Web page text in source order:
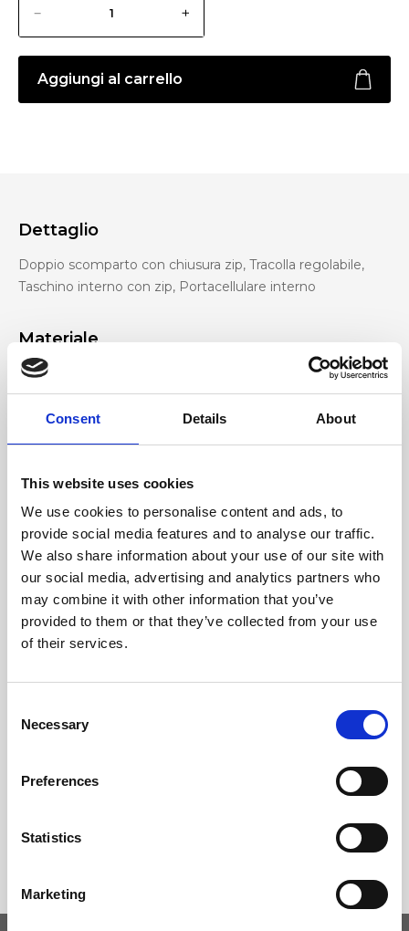
Consent Details About
This website uses cookies
We use cookies to personalise content and ads, to
provide social media features and to analyse our traffic.
We also share information about your use of our site with
our social media, advertising and analytics partners who
may combine it with other information that you’ve
provided to them or that they’ve collected from your use
of their services.
Selection
Necessary
Preferences
Statistics
Marketing
Aggiungi al carrello
Dettaglio
Doppio scomparto con chiusura zip, Tracolla regolabile,
Taschino interno con zip, Portacellulare interno
Materiale
Vera pelle effetto cervo, Accessori nichel
Dimensione